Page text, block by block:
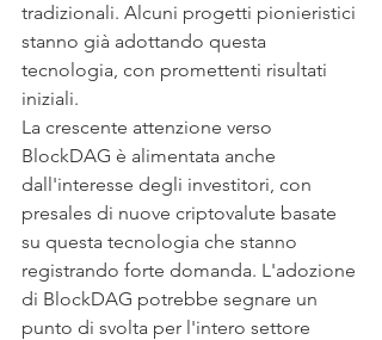
tradizionali. Alcuni progetti pionieristici
stanno già adottando questa
tecnologia, con promettenti risultati
iniziali.
La crescente attenzione verso
BlockDAG è alimentata anche
dall'interesse degli investitori, con
presales di nuove criptovalute basate
su questa tecnologia che stanno
registrando forte domanda. L'adozione
di BlockDAG potrebbe segnare un
punto di svolta per l'intero settore